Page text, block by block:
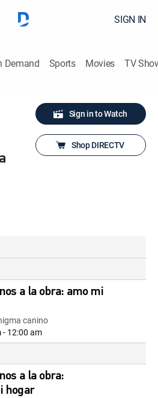
SIGN IN
Demand Sports Movies TV
Sign in to Watch
Shop DIRECTV
a la obra: amo mi
canino
- 12:00 am
a la obra:
hogar